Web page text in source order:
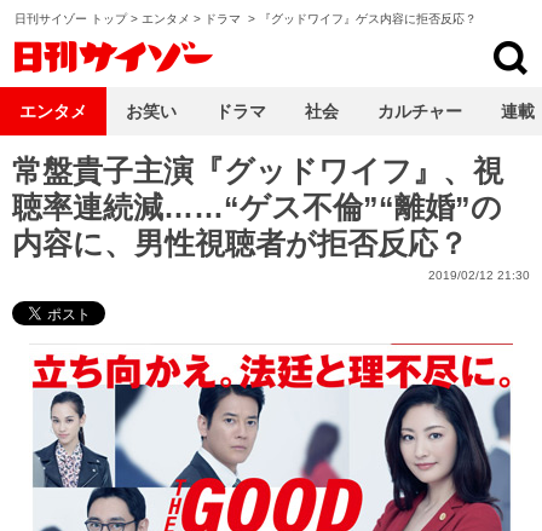
日刊サイゾー トップ> エンタメ > ドラマ > 『グッドワイフ』ゲス内容に拒否反応？
常盤貴子主演『グッドワイフ』、視
聴率連続減……“ゲス不倫”“離婚”の
内容に、男性視聴者が拒否反応？
2019/02/12 21:30
エンタメ お笑い ドラマ 社会 カルチャー 連載